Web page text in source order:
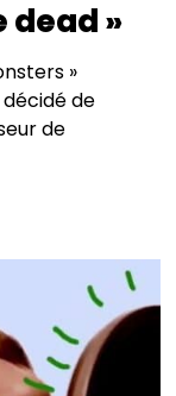
dead »
»
de
de